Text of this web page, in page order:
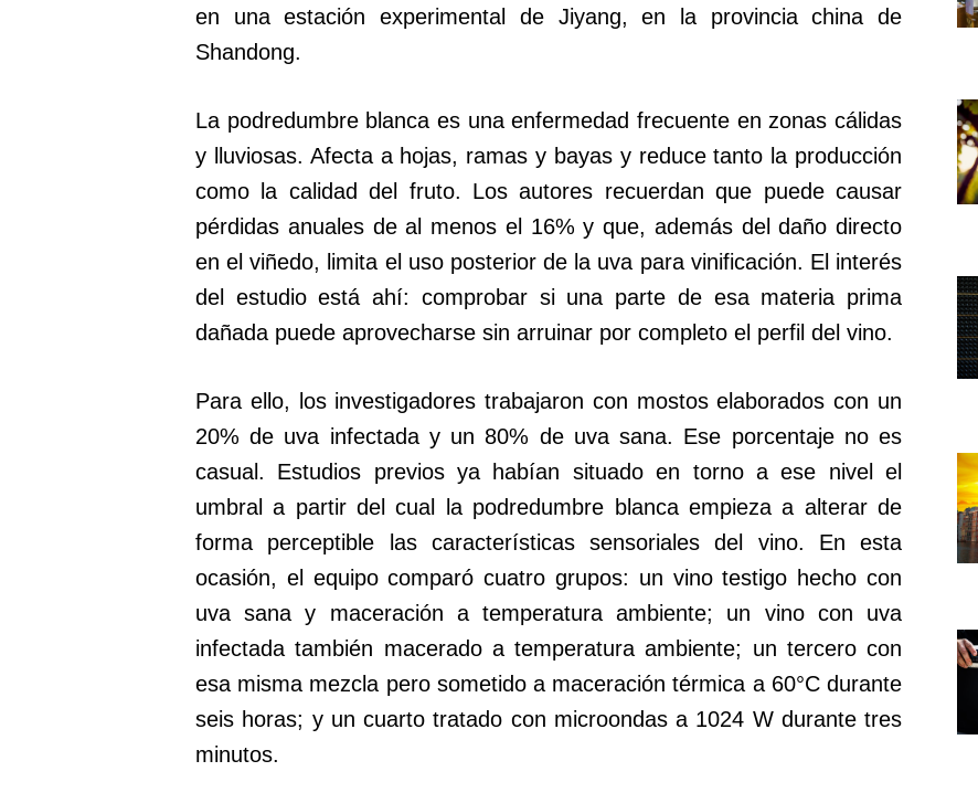
en una estación experimental de Jiyang, en la provincia china de
Shandong.
La podredumbre blanca es una enfermedad frecuente en zonas cálidas
y lluviosas. Afecta a hojas, ramas y bayas y reduce tanto la producción
como la calidad del fruto. Los autores recuerdan que puede causar
pérdidas anuales de al menos el 16% y que, además del daño directo
en el viñedo, limita el uso posterior de la uva para vinificación. El interés
del estudio está ahí: comprobar si una parte de esa materia prima
dañada puede aprovecharse sin arruinar por completo el perfil del vino.
Para ello, los investigadores trabajaron con mostos elaborados con un
20% de uva infectada y un 80% de uva sana. Ese porcentaje no es
casual. Estudios previos ya habían situado en torno a ese nivel el
umbral a partir del cual la podredumbre blanca empieza a alterar de
forma perceptible las características sensoriales del vino. En esta
ocasión, el equipo comparó cuatro grupos: un vino testigo hecho con
uva sana y maceración a temperatura ambiente; un vino con uva
infectada también macerado a temperatura ambiente; un tercero con
esa misma mezcla pero sometido a maceración térmica a 60°C durante
seis horas; y un cuarto tratado con microondas a 1024 W durante tres
minutos.